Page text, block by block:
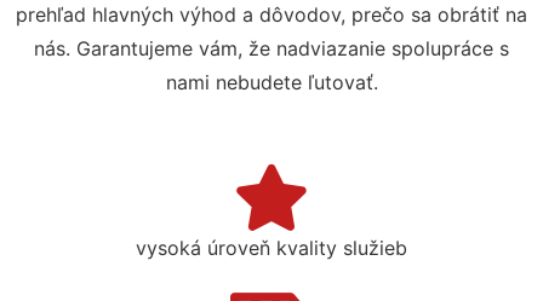
prehľad hlavných výhod a dôvodov, prečo sa obrátiť na
nás. Garantujeme vám, že nadviazanie spolupráce s
nami nebudete ľutovať.
vysoká úroveň kvality služieb